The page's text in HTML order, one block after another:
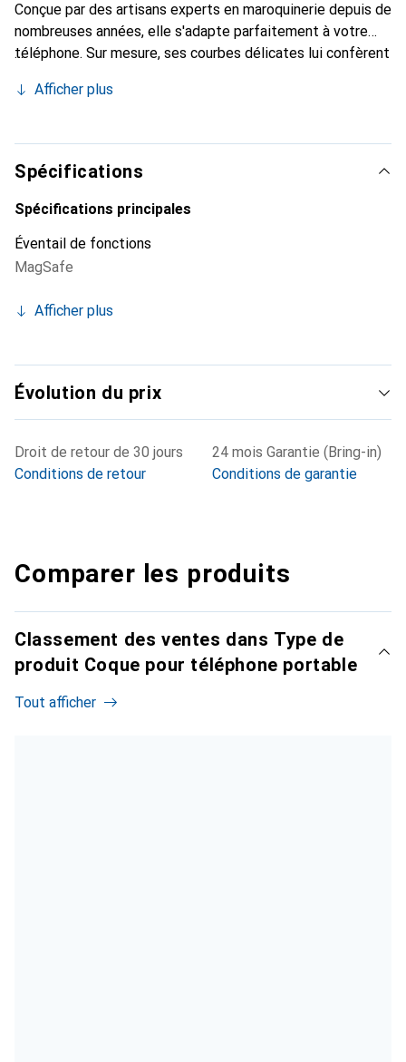
Conçue par des artisans experts en maroquinerie depuis de
nombreuses années, elle s'adapte parfaitement à votre
téléphone. Sur mesure, ses courbes délicates lui confèrent
chic et indispensable pour votre smartphone. Reconnaître
marque Noreve est un choix sûr pour une clientèle
exigeante.
Afficher plus
Spécifications
Spécifications principales
Éventail de fonctions
MagSafe
Afficher plus
Évolution du prix
Droit de retour de 30 jours
Conditions de retour
24 mois Garantie (Bring-in)
Conditions de garantie
Comparer les produits
Classement des ventes dans Type de
produit Coque pour téléphone portable
Tout afficher